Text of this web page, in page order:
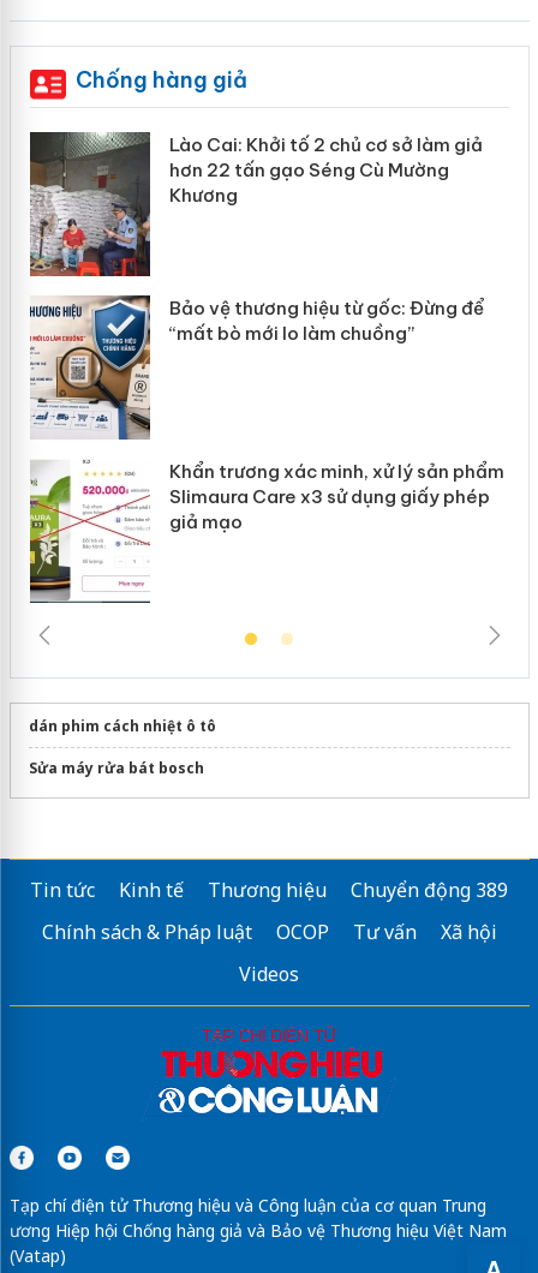
Chống hàng giả
Lào Cai: Khởi tố 2 chủ cơ sở làm giả
hơn 22 tấn gạo Séng Cù Mường
Khương
Bảo vệ thương hiệu từ gốc: Đừng để
“mất bò mới lo làm chuồng”
Khẩn trương xác minh, xử lý sản phẩm
Slimaura Care x3 sử dụng giấy phép
giả mạo
dán phim cách nhiệt ô tô
Sửa máy rửa bát bosch
Tin tức Kinh tế Thương hiệu
Chuyển động 389
Chính sách & Pháp luật
OCOP Tư vấn
Xã hội
Videos
Tạp chí điện tử Thương hiệu và Công luận của cơ quan Trung
ương Hiệp hội Chống hàng giả và Bảo vệ Thương hiệu Việt Nam
(Vatap)